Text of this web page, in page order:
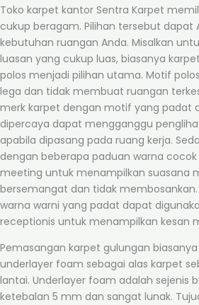
Toko karpet kantor Sentra Karpet
cukup beragam. Pilihan tersebut dapat
kebutuhan ruangan Anda. Misalkan
luasan yang cukup luas, biasanya
polos menjadi pilihan utama. Motif
lega dan tidak membuat ruangan
merk karpet dengan motif yang padat
dipercaya dapat mengganggu
apabila dipasang pada ruang kerja.
dengan beberapa paduan warna
meeting untuk menampilkan suasana
bersemangat dan tidak
warna warni yang padat dapat
receptionis untuk menampilkan kesan
Pemasangan karpet gulungan
underlayer foam sebagai alas karpet
lantai. Underlayer foam adalah sejenis
ketebalan 5 mm dan sangat lunak.